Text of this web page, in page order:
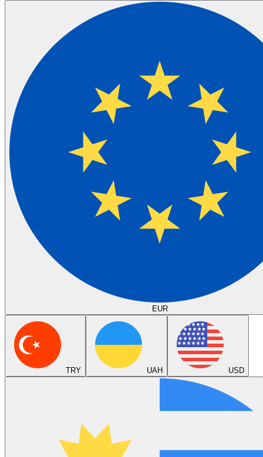
EUR
TRY UAH USD